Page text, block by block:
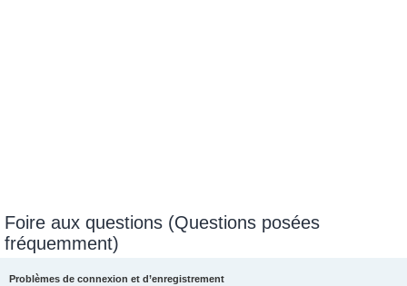
Foire aux questions (Questions posées
fréquemment)
Problèmes de connexion et d’enregistrement